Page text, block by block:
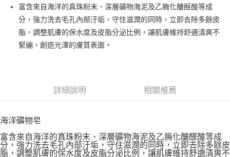
1.本服務由台灣大哥大提供，台灣大哥大用戶可立即使用無須另外申請。
2.付款方式選擇「大哥付你分期」，訂單成立後會自動跳轉到大哥付的交易
流程，驗證手機門號後，選擇欲分期的期數、繳款截止日，確認付款後即完
成交易。
3.實際核准額度、可分期數及費用金額請依後續交易確認頁面所載為準。
1.分期款項不併入電信帳單，「大哥付你分期」於每月結算日後寄送繳費提
帳／街口支付／iPASS MONEY」等通路繳費。
【注意事項】
1.本服務係由「台灣大哥大股份有限公司」（以下簡稱本公司）所提供，讓
用戶於交易時，得透過本服務購買商品或服務，並由商店將買賣／分期付款
AFTEE先享後付
相關說明
【關於「AFTEE先享後付」】
AFTEE先享後付是「在收到商品之後才付款」的支付方式。 讓您購物簡單
便利好安心！
【「AFTEE先享後付」結帳流程】
２．訂單成立數日內，您將收到繳費通知簡訊。
ATM／網路銀行／等多元方式進行付款，方視為交易完成。
※ 請注意：結帳手續完成當下不需立刻繳費，但若您需要取消訂單，請聯絡
ATM付款
每筆NT$70，滿NT$899(含以上)免運費
每筆NT$70，滿NT$899(含以上)免運費
宅配
富含來自海洋的真珠粉末、深層礦物海泥及乙脢化醣醛酸等成
分，強力洗去毛孔內部汙垢，守住滋潤的同時，立即去除多餘皮
脂，調整肌膚的保水度及皮脂分泌比例，讓肌膚維持舒適清爽不
緊繃，創造光澤的膚質表面。
詳細說明 相關推薦
海洋礦物皂
富含來自海洋的真珠粉末、深層礦物海泥及乙脢化醣醛酸等成
分，強力洗去毛孔內部汙垢，守住滋潤的同時，立即去除多餘皮
脂，調整肌膚的保水度及皮脂分泌比例，讓肌膚維持舒適清爽不